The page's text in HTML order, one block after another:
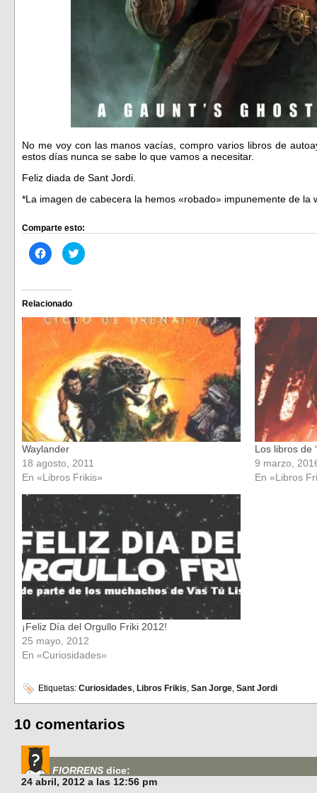
No me voy con las manos vacías, compro varios libros de
estos días nunca se sabe lo que vamos a necesitar.
Feliz diada de Sant Jordi.
*La imagen de cabecera la hemos «robado» impunemente de la
Comparte esto:
Haz
clic
Facebook
(Se
abre
en
una
ventana
nueva)
Haz
clic
en
una
ventana
nueva)
Relacionado
Waylander
18 agosto, 2011
En «Libros Frikis»
Los libros de
9 marzo,
En «Libros
¡Feliz Día del Orgullo Friki 2012!
25 mayo, 2012
En «Curiosidades»
Etiquetas: Curiosidades, Libros Frikis, San Jorge, Sant Jordi
10 comentarios
FIORRENS dice:
24 abril, 2012 a las 12:56 pm